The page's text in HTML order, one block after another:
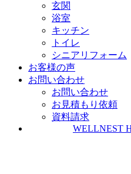
玄関
浴室
キッチン
トイレ
シニアリフォーム
お客様の声
お問い合わせ
お問い合わせ
お見積もり依頼
資料請求
WELLNEST